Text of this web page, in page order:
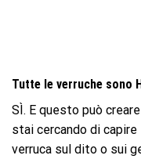
Tutte le verruche sono
SÌ. E questo può
stai cercando di capire
verruca sul dito o sui